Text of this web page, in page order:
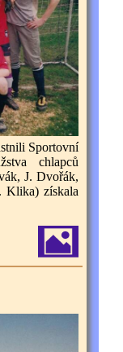
Sportovní
chlapců
J. Dvořák,
Klika) získala